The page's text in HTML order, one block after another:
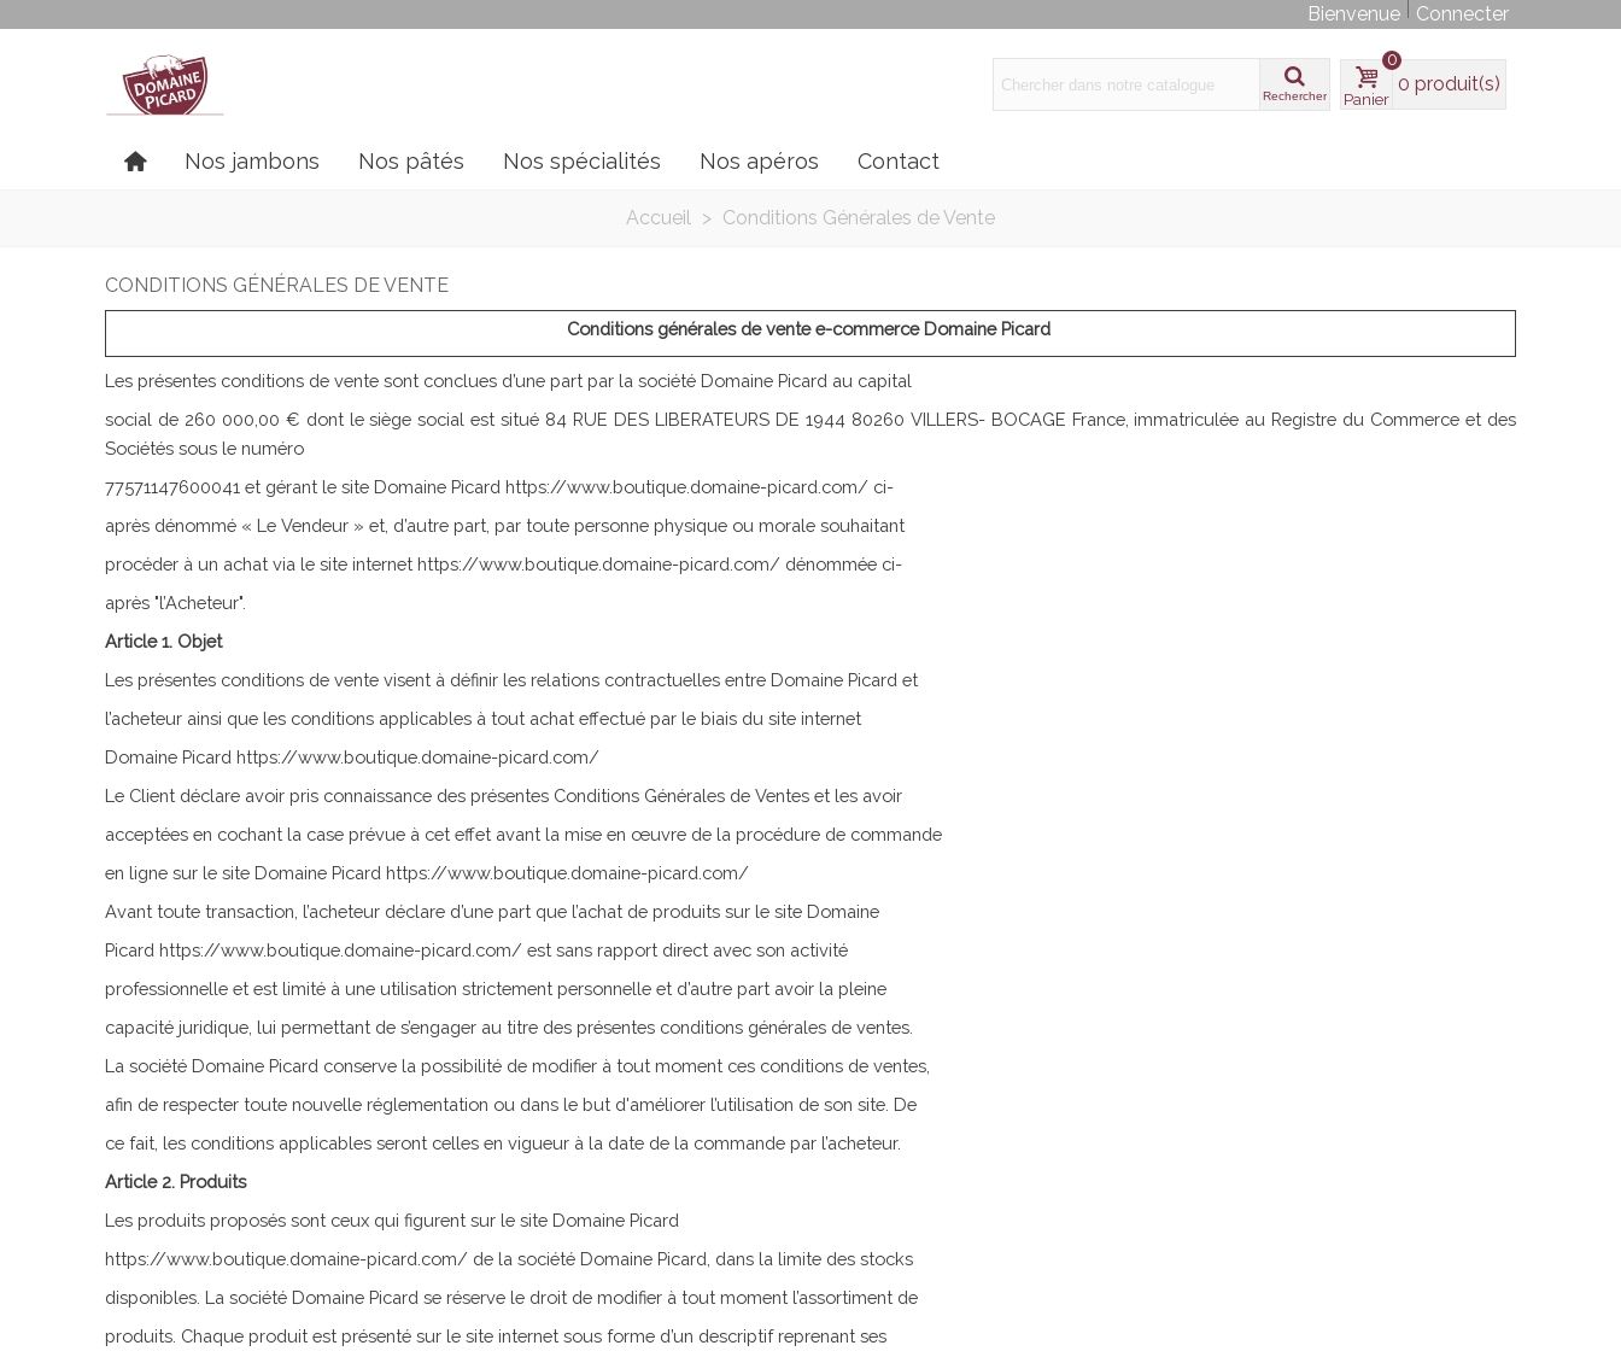
Bienvenue Connecter
Rechercher Panier
0
0 produit(s)
Nos jambons Nos pâtés Nos spécialités Nos apéros Contact
Accueil > Conditions Générales de Vente
CONDITIONS GÉNÉRALES DE VENTE
Conditions générales de vente e-commerce Domaine Picard
Les présentes conditions de vente sont conclues d’une part par la société Domaine Picard au capital
social de 260 000,00 € dont le siège social est situé 84 RUE DES LIBERATEURS DE 1944 80260 VILLERS- BOCAGE France, immatriculée au Registre du Commerce et des
Sociétés sous le numéro
77571147600041 et gérant le site Domaine Picard https://www.boutique.domaine-picard.com/ ci-
après dénommé « Le Vendeur » et, d’autre part, par toute personne physique ou morale souhaitant
procéder à un achat via le site internet https://www.boutique.domaine-picard.com/ dénommée ci-
après "l’Acheteur".
Article 1. Objet
Les présentes conditions de vente visent à définir les relations contractuelles entre Domaine Picard et
l’acheteur ainsi que les conditions applicables à tout achat effectué par le biais du site internet
Domaine Picard https://www.boutique.domaine-picard.com/
Le Client déclare avoir pris connaissance des présentes Conditions Générales de Ventes et les avoir
acceptées en cochant la case prévue à cet effet avant la mise en œuvre de la procédure de commande
en ligne sur le site Domaine Picard https://www.boutique.domaine-picard.com/
Avant toute transaction, l’acheteur déclare d’une part que l’achat de produits sur le site Domaine
Picard https://www.boutique.domaine-picard.com/ est sans rapport direct avec son activité
professionnelle et est limité à une utilisation strictement personnelle et d’autre part avoir la pleine
capacité juridique, lui permettant de s’engager au titre des présentes conditions générales de ventes.
La société Domaine Picard conserve la possibilité de modifier à tout moment ces conditions de ventes,
afin de respecter toute nouvelle réglementation ou dans le but d'améliorer l’utilisation de son site. De
ce fait, les conditions applicables seront celles en vigueur à la date de la commande par l’acheteur.
Article 2. Produits
Les produits proposés sont ceux qui figurent sur le site Domaine Picard
https://www.boutique.domaine-picard.com/ de la société Domaine Picard, dans la limite des stocks
disponibles. La société Domaine Picard se réserve le droit de modifier à tout moment l’assortiment de
produits. Chaque produit est présenté sur le site internet sous forme d’un descriptif reprenant ses